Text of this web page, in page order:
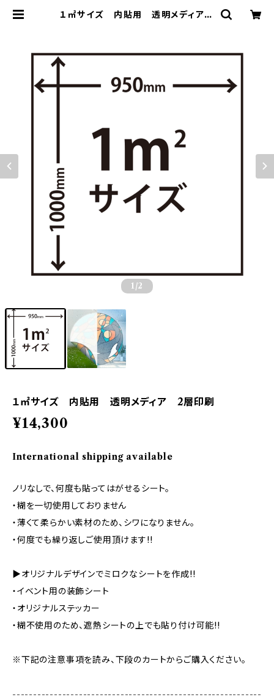
１㎡サイズ 内貼用 透明メディア
1 /2
１㎡サイズ 内貼用 透明メディア 2層印刷
¥14,300
International shipping available
ノリなしで、何度も貼ってはがせるシート。
・糊を一切使用しておりません
・薄くて柔らかい素材のため、シワになりません。
・何度でも繰り返しご使用頂けます!!
▶オリジナルデザインでミロクなシートを作成!!
・イベント用の装飾シート
・オリジナルステッカー
・糊不使用のため、遮熱シートの上でも貼り付け可能!!
※下記の注意事項を読み、下段のカートからご購入ください。
------------------------------------------------------------